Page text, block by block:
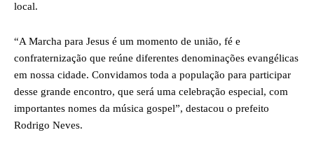
local.
“A Marcha para Jesus é um momento de união, fé e
confraternização que reúne diferentes denominações evangélicas
em nossa cidade. Convidamos toda a população para participar
desse grande encontro, que será uma celebração especial, com
importantes nomes da música gospel”, destacou o prefeito
Rodrigo Neves.